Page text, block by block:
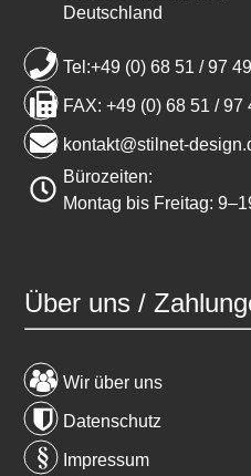
Deutschland
Tel:+49 (0) 68 51 / 97
FAX: +49 (0) 68 51 / 97
kontakt@stilnet-
Bürozeiten:
Montag bis Freitag:
Über uns /
Wir über uns
Datenschutz
Impressum